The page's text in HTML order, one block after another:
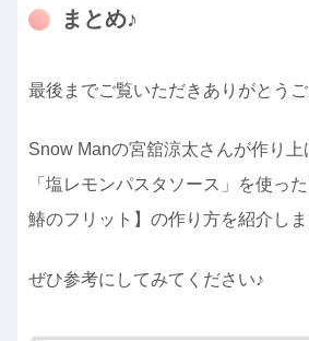
まとめ♪
最後までご覧いただきありがとうご
Snow Manの宮舘涼太さんが作り
「塩レモンパスタソース」を使っ
鰆のフリット】の作り方を紹介しま
ぜひ参考にしてみてください♪